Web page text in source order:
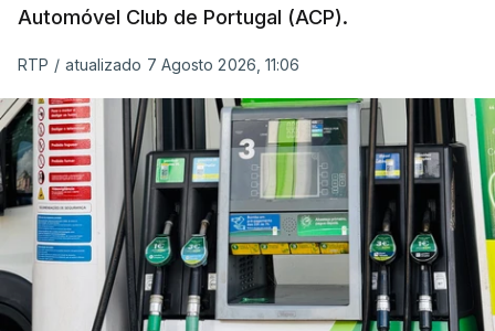
Automóvel Club de Portugal (ACP).
RTP / atualizado 7 Agosto 2026, 11:06